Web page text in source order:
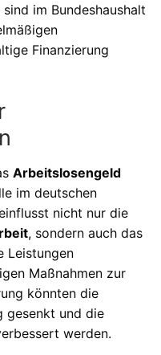
im Bundeshaushalt
Finanzierung
Arbeitslosengeld
im deutschen
nicht nur die
, sondern auch das
Leistungen
Maßnahmen zur
könnten die
gesenkt und die
werden.